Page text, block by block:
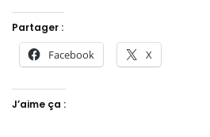
Partager :
Facebook X
J’aime ça :